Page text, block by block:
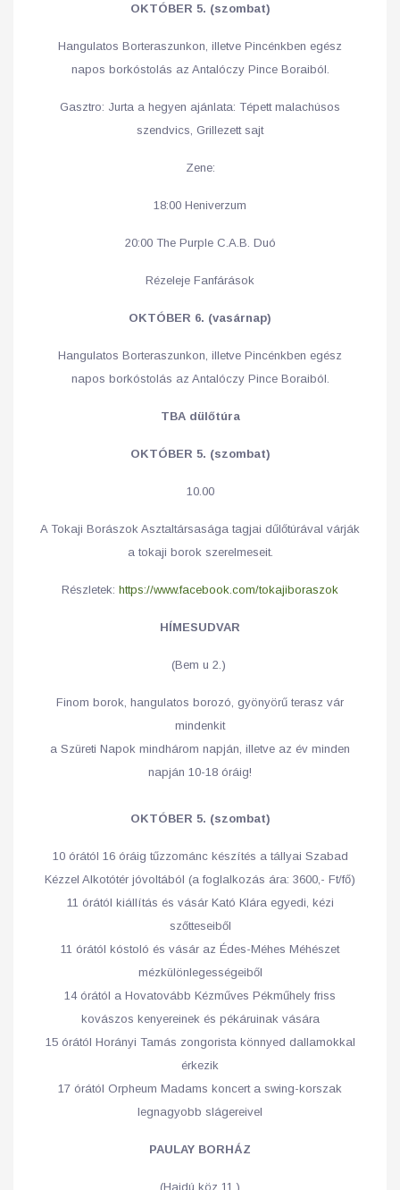
OKTÓBER 5. (szombat)
Hangulatos Borteraszunkon, illetve Pincénkben egész
napos borkóstolás az Antalóczy Pince Boraiból.
Gasztro: Jurta a hegyen ajánlata: Tépett malachúsos
szendvics, Grillezett sajt
Zene:
18:00 Heniverzum
20:00 The Purple C.A.B. Duó
Rézeleje Fanfárások
OKTÓBER 6. (vasárnap)
Hangulatos Borteraszunkon, illetve Pincénkben egész
napos borkóstolás az Antalóczy Pince Boraiból.
TBA dülőtúra
OKTÓBER 5. (szombat)
10.00
A Tokaji Borászok Asztaltársasága tagjai dűlőtúrával várják
a tokaji borok szerelmeseit.
Részletek: https://www.facebook.com/tokajiboraszok
HÍMESUDVAR
(Bem u 2.)
Finom borok, hangulatos borozó, gyönyörű terasz vár
mindenkit
a Szüreti Napok mindhárom napján, illetve az év minden
napján 10-18 óráig!
OKTÓBER 5. (szombat)
10 órától 16 óráig tűzzománc készítés a tállyai Szabad
Kézzel Alkotótér jóvoltából (a foglalkozás ára: 3600,- Ft/fő)
11 órától kiállítás és vásár Kató Klára egyedi, kézi
szőtteseiből
11 órától kóstoló és vásár az Édes-Méhes Méhészet
mézkülönlegességeiből
14 órától a Hovatovább Kézműves Pékműhely friss
kovászos kenyereinek és pékáruinak vására
15 órától Horányi Tamás zongorista könnyed dallamokkal
érkezik
17 órától Orpheum Madams koncert a swing-korszak
legnagyobb slágereivel
PAULAY BORHÁZ
(Hajdú köz 11.)